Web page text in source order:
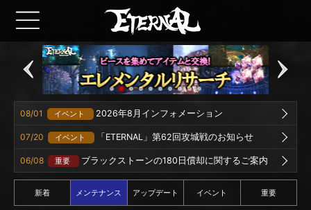
08/01 イベント 2026年8月インフォメーション
07/20 イベント 「ETERNAL」第62回攻城戦のお知らせ
06/08 重要 ブラックストーンの180日償却に関するご案内
新着 メンテナンス アップデート イベント 重要